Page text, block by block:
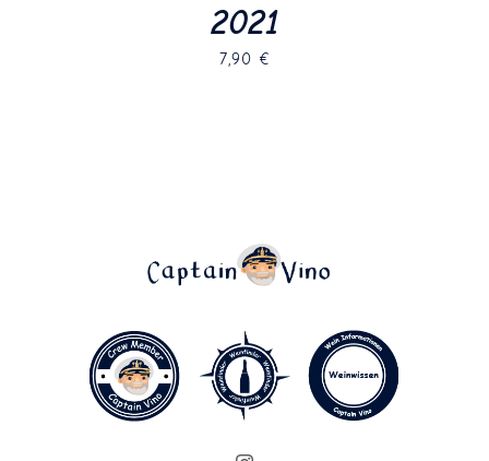
2021
7,90 €